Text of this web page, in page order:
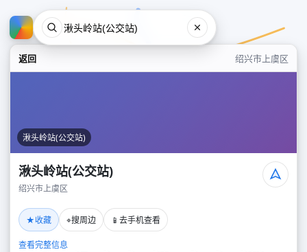
返回 绍兴市上虞区
湫头岭站(公交站)
湫头岭站(公交站)
绍兴市上虞区
★收藏 ⌖搜周边 📱 去手机查看
查看完整信息